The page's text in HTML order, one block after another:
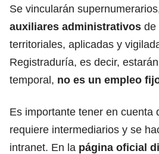
Se vincularán
auxiliares administrativos de
territoriales, aplicadas y
Registraduría, es decir,
temporal, no es un empleo
Es importante tener en cuenta
requiere intermediarios y se
intranet. En la página oficial